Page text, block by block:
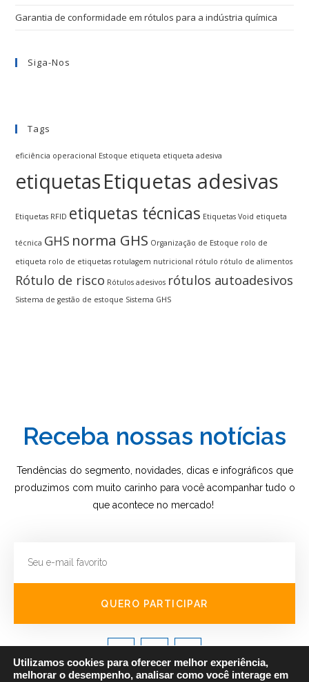
Garantia de conformidade em rótulos para a indústria química
Siga-Nos
Tags
eficiência operacional Estoque etiqueta etiqueta adesiva
etiquetasEtiquetas adesivas
Etiquetas RFID etiquetas técnicas Etiquetas Void etiqueta
técnica GHS norma GHS Organização de Estoque rolo de
etiqueta rolo de etiquetas rotulagem nutricional rótulo rótulo de alimentos
Rótulo de risco Rótulos adesivos rótulos autoadesivos
Sistema de gestão de estoque Sistema GHS
Receba nossas notícias
Tendências do segmento, novidades, dicas e infográficos que
produzimos com muito carinho para você acompanhar tudo o
que acontece no mercado!
QUERO PARTICIPAR
Utilizamos cookies para oferecer melhor experiência,
melhorar o desempenho, analisar como você interage em